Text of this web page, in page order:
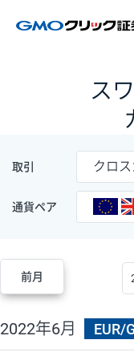
ス
取引 クロス
通貨ペア
前月
2022年6月 EUR/